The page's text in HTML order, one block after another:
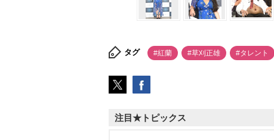
タグ #紅蘭 #草刈正雄 #タレント
注目★トピックス